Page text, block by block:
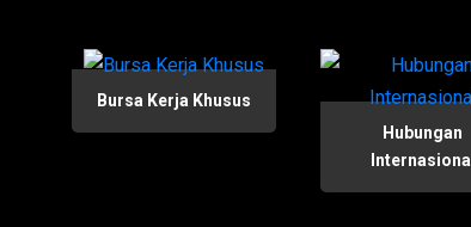
Bursa Kerja Khusus
Hubungan
Internasional